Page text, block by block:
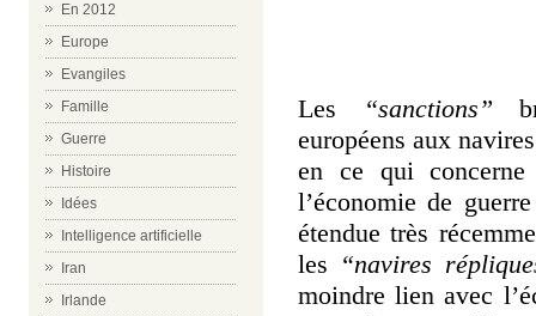
En 2012
Europe
Evangiles
Famille
Guerre
Histoire
Idées
Intelligence artificielle
Iran
Irlande
Les “sanctions”
européens aux
en ce qui
l’économie de
étendue très
les “navires
moindre lien avec